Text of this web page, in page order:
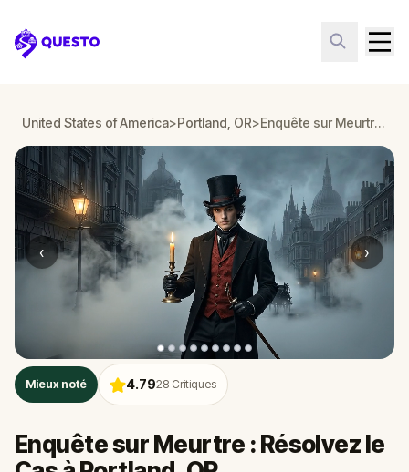
Questo
United States of America>Portland, OR> Enquête sur Meurtre : Résolvez le Cas à Portland, OR
‹ ›
Mieux noté 4.7928 Critiques
Enquête sur Meurtre : Résolvez le